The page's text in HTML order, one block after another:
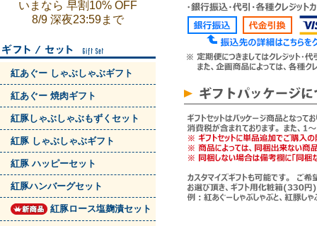
いまなら 早割10% OFF
8/9 深夜23:59まで
紅あぐー しゃぶしゃぶギフト
紅あぐー 焼肉ギフト
紅豚しゃぶしゃぶもずくセット
紅豚 しゃぶしゃぶギフト
紅豚 ハッピーセット
紅豚ハンバーグセット
紅豚ロース塩麹漬セット